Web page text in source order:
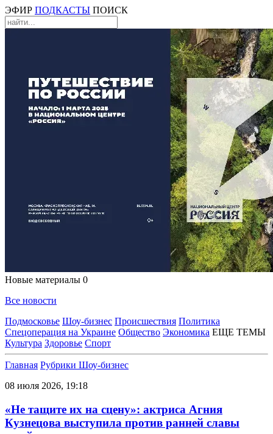
ЭФИР ПОДКАСТЫ ПОИСК
Новые материалы 0
Все новости
Подмосковье Шоу-бизнес Происшествия Политика
Спецоперация на Украине Общество Экономика ЕЩЕ ТЕМЫ
Культура Здоровье Спорт
Главная Рубрики Шоу-бизнес
08 июля 2026, 19:18
«Не тащите их на сцену»: актриса Агния
Кузнецова выступила против ранней славы